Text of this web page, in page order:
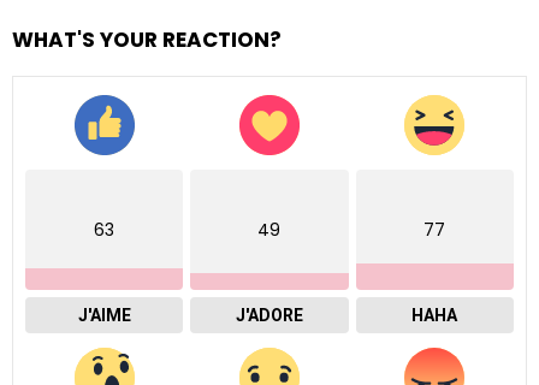
WHAT'S YOUR REACTION?
63
J'AIME
49
J'ADORE
77
HAHA